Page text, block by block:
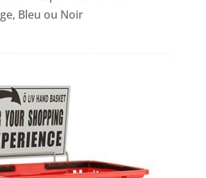
Bleu ou Noir